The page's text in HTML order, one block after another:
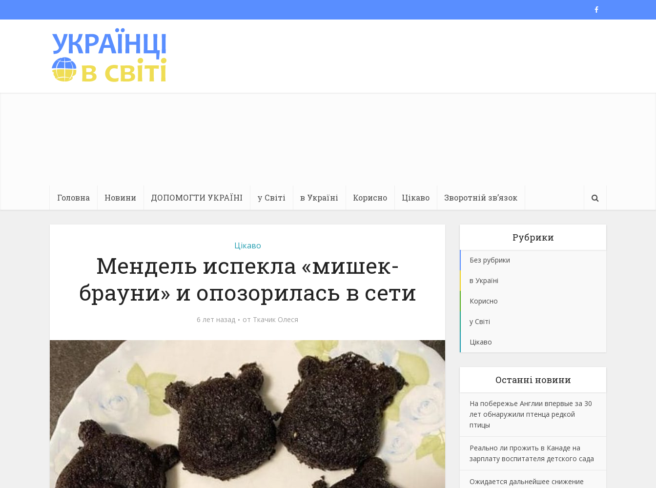
Головна Новини ДОПОМОГТИ УКРАЇНІ у Світі в Україні Корисно Цікаво Зворотній зв’язок
Цікаво
Мендель испекла «мишек-
брауни» и опозорилась в сети
6 лет назад от Ткачик Олеся
Рубрики
Без рубрики
в Україні
Корисно
у Світі
Цікаво
Останнi новини
На побережье Англии впервые за 30
лет обнаружили птенца редкой
птицы
Реально ли прожить в Канаде на
зарплату воспитателя детского сада
Ожидается дальнейшее снижение